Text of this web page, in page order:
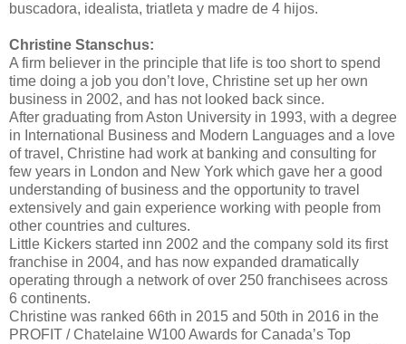
buscadora, idealista, triatleta y madre de 4 hijos.
Christine Stanschus:
A firm believer in the principle that life is too short to spend
time doing a job you don’t love, Christine set up her own
business in 2002, and has not looked back since.
After graduating from Aston University in 1993, with a degree
in International Business and Modern Languages and a love
of travel, Christine had work at banking and consulting for
few years in London and New York which gave her a good
understanding of business and the opportunity to travel
extensively and gain experience working with people from
other countries and cultures.
Little Kickers started inn 2002 and the company sold its first
franchise in 2004, and has now expanded dramatically
operating through a network of over 250 franchisees across
6 continents.
Christine was ranked 66th in 2015 and 50th in 2016 in the
PROFIT / Chatelaine W100 Awards for Canada’s Top